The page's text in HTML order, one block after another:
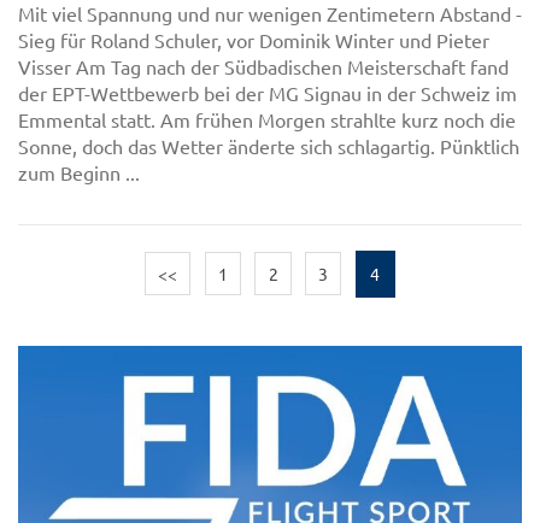
Mit viel Spannung und nur wenigen Zentimetern Abstand -
Sieg für Roland Schuler, vor Dominik Winter und Pieter
Visser Am Tag nach der Südbadischen Meisterschaft fand
der EPT-Wettbewerb bei der MG Signau in der Schweiz im
Emmental statt. Am frühen Morgen strahlte kurz noch die
Sonne, doch das Wetter änderte sich schlagartig. Pünktlich
zum Beginn ...
<< 1 2 3 4